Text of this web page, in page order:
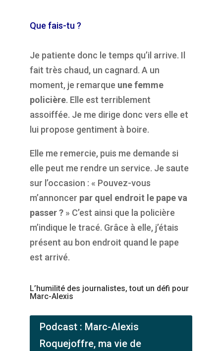
Que fais-tu ?
Je patiente donc le temps qu’il arrive. Il
fait très chaud, un cagnard. A un
moment, je remarque une femme
policière. Elle est terriblement
assoiffée. Je me dirige donc vers elle et
lui propose gentiment à boire.
Elle me remercie, puis me demande si
elle peut me rendre un service. Je saute
sur l’occasion : « Pouvez-vous
m’annoncer par quel endroit le pape va
passer ?» C’est ainsi que la policière
m’indique le tracé. Grâce à elle, j’étais
présent au bon endroit quand le pape
est arrivé.
L’humilité des journalistes, tout un défi pour
Marc-Alexis
Podcast : Marc-Alexis
Roquejoffre, ma vie de